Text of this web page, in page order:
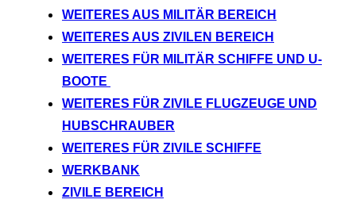
WEITERES AUS MILITÄR BEREICH
WEITERES AUS ZIVILEN BEREICH
WEITERES FÜR MILITÄR SCHIFFE UND U-
BOOTE
WEITERES FÜR ZIVILE FLUGZEUGE UND
HUBSCHRAUBER
WEITERES FÜR ZIVILE SCHIFFE
WERKBANK
ZIVILE BEREICH